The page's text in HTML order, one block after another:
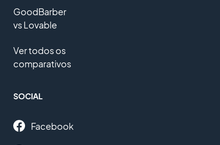
GoodBarber
vs Lovable
Ver todos os
comparativos
SOCIAL
Facebook